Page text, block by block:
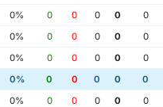
0% 0 0 0 0
0
0% 0 0 0 0
0
0% 0 0 0 0
0
0% 0 0 0 0
0
0% 0 0 0 0
0